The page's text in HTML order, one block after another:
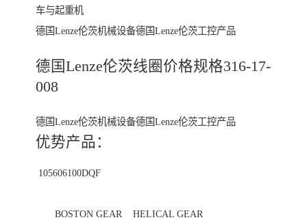
车与起重机
德国Lenze伦茨机械设备德国Lenze伦茨工控产品
德国Lenze伦茨线圈价格规格316-17-
德国Lenze伦茨机械设备德国Lenze伦茨工控产品
优势产品：
BOSTON GEAR    HELICAL GEAR